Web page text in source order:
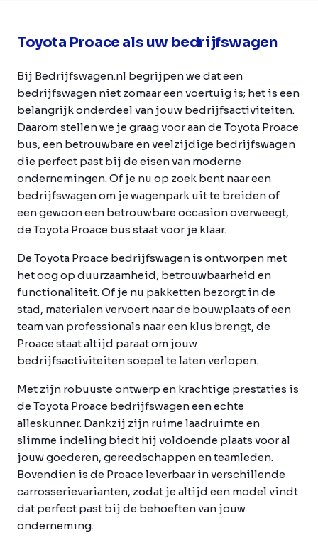
Toyota Proace als uw bedrijfswagen
Bij Bedrijfswagen.nl begrijpen we dat een
bedrijfswagen niet zomaar een voertuig is; het is een
belangrijk onderdeel van jouw bedrijfsactiviteiten.
Daarom stellen we je graag voor aan de Toyota Proace
bus, een betrouwbare en veelzijdige bedrijfswagen
die perfect past bij de eisen van moderne
ondernemingen. Of je nu op zoek bent naar een
bedrijfswagen om je wagenpark uit te breiden of
een gewoon een betrouwbare occasion overweegt,
de Toyota Proace bus staat voor je klaar.
De Toyota Proace bedrijfswagen is ontworpen met
het oog op duurzaamheid, betrouwbaarheid en
functionaliteit. Of je nu pakketten bezorgt in de
stad, materialen vervoert naar de bouwplaats of een
team van professionals naar een klus brengt, de
Proace staat altijd paraat om jouw
bedrijfsactiviteiten soepel te laten verlopen.
Met zijn robuuste ontwerp en krachtige prestaties is
de Toyota Proace bedrijfswagen een echte
alleskunner. Dankzij zijn ruime laadruimte en
slimme indeling biedt hij voldoende plaats voor al
jouw goederen, gereedschappen en teamleden.
Bovendien is de Proace leverbaar in verschillende
carrosserievarianten, zodat je altijd een model vindt
dat perfect past bij de behoeften van jouw
onderneming.